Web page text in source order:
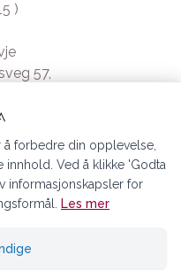
)
57,
forbedre din opplevelse,
innhold. Ved å klikke 'Godta
informasjonskapsler for
Les mer